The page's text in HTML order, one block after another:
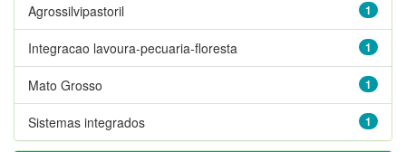
1
Agrossilvipastoril
1
Integracao lavoura-pecuaria-floresta
1
Mato Grosso
1
Sistemas integrados